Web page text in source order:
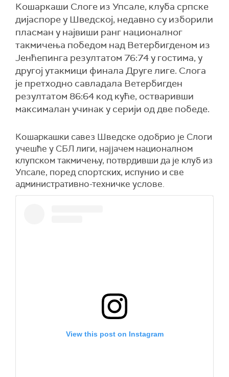
Кошаркаши Слоге из Упсале, клуба српске
дијаспоре у Шведској, недавно су изборили
пласман у највиши ранг националног
такмичења победом над Ветербигденом из
Јенћепинга резултатом 76:74 у гостима, у
другој утакмици финала Друге лиге. Слога
је претходно савладала Ветербигден
резултатом 86:64 код куће, остваривши
максималан учинак у серији од две победе.
Кошаркaшки савез Шведске одобрио је Слоги
учешће у СБЛ лиги, најјачем националном
клупском такмичењу, потврдивши да је клуб из
Упсале, поред спортских, испунио и све
административно-техничке услове.
View this post on Instagram